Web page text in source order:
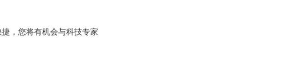
，您将有机会与科技专家